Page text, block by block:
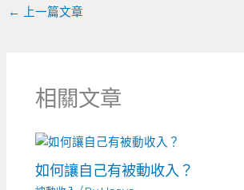
← 上一篇文章
相關文章
如何讓自己有被動收入？